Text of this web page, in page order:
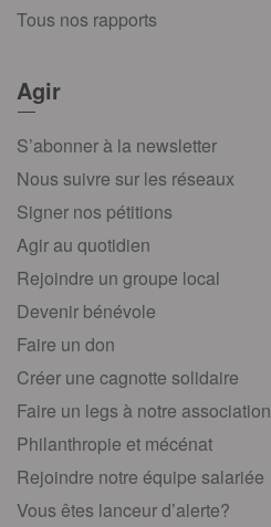
Tous nos rapports
Agir
S’abonner à la newsletter
Nous suivre sur les réseaux
Signer nos pétitions
Agir au quotidien
Rejoindre un groupe local
Devenir bénévole
Faire un don
Créer une cagnotte solidaire
Faire un legs à notre association
Philanthropie et mécénat
Rejoindre notre équipe salariée
Vous êtes lanceur d’alerte?